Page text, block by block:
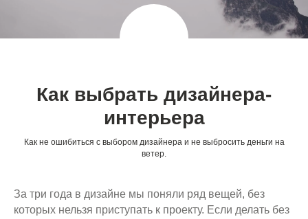
Как выбрать дизайнера-
интерьера
Как не ошибиться с выбором дизайнера и не выбросить деньги на
ветер.
За три года в дизайне мы поняли ряд вещей, без
которых нельзя приступать к проекту. Если делать без